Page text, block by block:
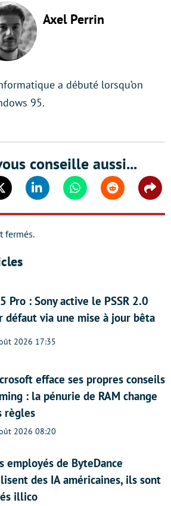
Axel Perrin
a débuté lorsqu’on
95.
conseille aussi...
Linkedin WhatsappReddit
fermés.
Pro : Sony active le PSSR 2.0
défaut via une mise à jour bêta
2026 17:35
efface ses propres conseils
: la pénurie de RAM change
règles
2026 08:20
employés de ByteDance
des IA américaines, ils sont
illico